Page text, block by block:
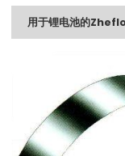
用于锂电池的